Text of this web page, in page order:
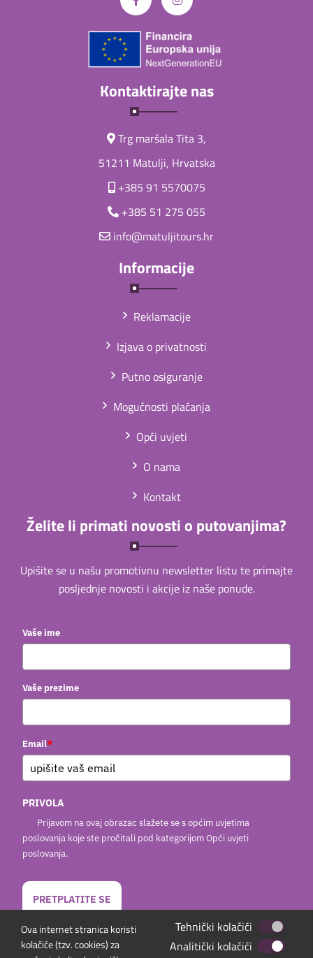
Kontaktirajte nas
Trg maršala Tita 3,
51211 Matulji, Hrvatska
+385 91 5570075
+385 51 275 055
info@matuljitours.hr
Informacije
Reklamacije
Izjava o privatnosti
Putno osiguranje
Mogućnosti plaćanja
Opći uvjeti
O nama
Kontakt
Želite li primati novosti o putovanjima?
Upišite se u našu promotivnu newsletter listu te primajte
posljednje novosti i akcije iz naše ponude.
Vaše ime
Vaše prezime
Email*
PRIVOLA
Prijavom na ovaj obrazac slažete se s općim uvjetima
poslovanja koje ste pročitali pod kategorijom Opći uvjeti
poslovanja.
PRETPLATITE SE
Ova internet stranica koristi
kolačiće (tzv. cookies) za
Tehnički kolačići
Analitički kolačići